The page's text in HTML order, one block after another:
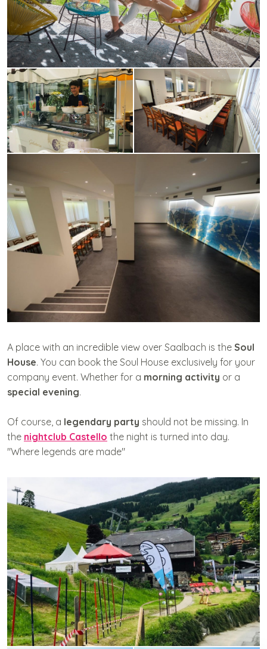
A place with an incredible view over Saalbach is the Soul
House. You can book the Soul House exclusively for your
company event. Whether for a morning activity or a
special evening.
Of course, a legendary party should not be missing. In
the nightclub Castello the night is turned into day.
"Where legends are made"